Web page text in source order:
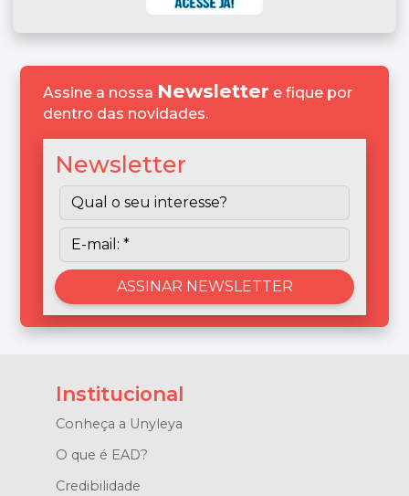
Assine a nossa Newsletter e fique por
dentro das novidades.
Newsletter
Institucional
Conheça a Unyleya
O que é EAD?
Credibilidade